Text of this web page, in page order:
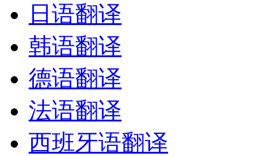
日语翻译
韩语翻译
德语翻译
法语翻译
西班牙语翻译